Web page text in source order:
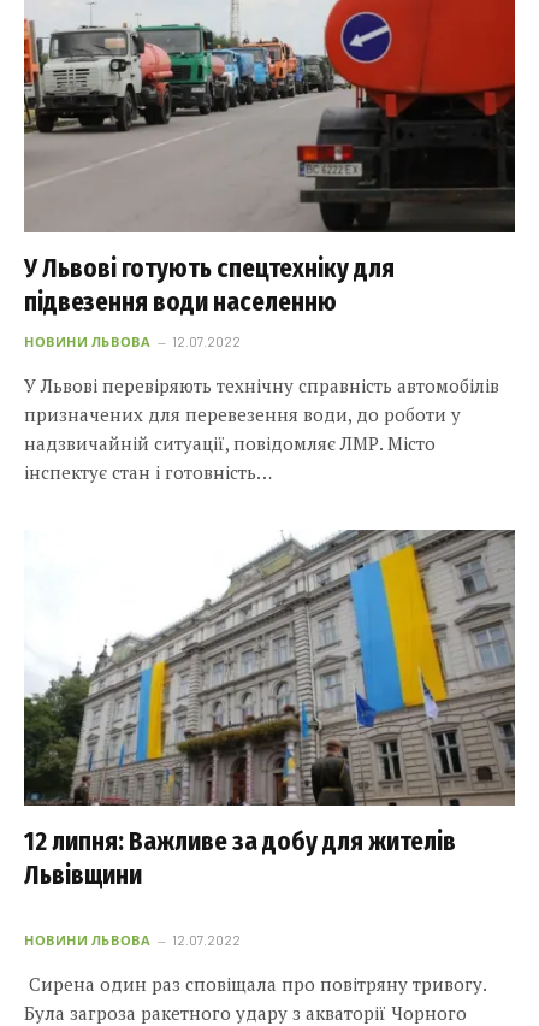
У Львові готують спецтехніку для
підвезення води населенню
НОВИНИ ЛЬВОВА 12.07.2022
У Львові перевіряють технічну справність автомобілів
призначених для перевезення води, до роботи у
надзвичайній ситуації, повідомляє ЛМР. Місто
інспектує стан і готовність…
12 липня: Важливе за добу для жителів
Львівщини
НОВИНИ ЛЬВОВА 12.07.2022
Сирена один раз сповіщала про повітряну тривогу.
Була загроза ракетного удару з акваторії Чорного